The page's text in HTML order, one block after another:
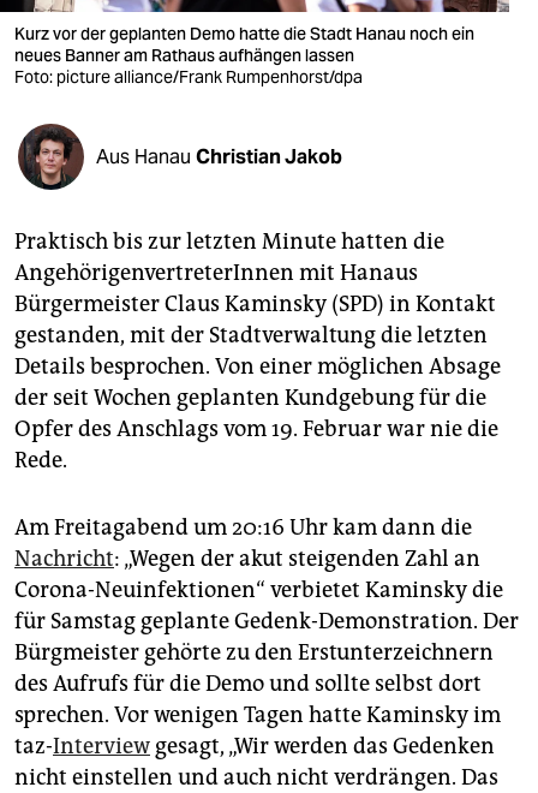
verlag
veranstaltungen
fragen & hilfe
abo
genossenschaft
epaper login
Kurz vor der geplanten Demo hatte die Stadt Hanau noch ein
neues Banner am Rathaus aufhängen lassen
Foto: picture alliance/Frank Rumpenhorst/dpa
Aus Hanau Christian Jakob
Praktisch bis zur letzten Minute hatten die
AngehörigenvertreterInnen mit Hanaus
Bürgermeister Claus Kaminsky (SPD) in Kontakt
gestanden, mit der Stadtverwaltung die letzten
Details besprochen. Von einer möglichen Absage
der seit Wochen geplanten Kundgebung für die
Opfer des Anschlags vom 19. Februar war nie die
Rede.
Am Freitagabend um 20:16 Uhr kam dann die
Nachricht: „Wegen der akut steigenden Zahl an
Corona-Neuinfektionen“ verbietet Kaminsky die
für Samstag geplante Gedenk-Demonstration. Der
Bürgmeister gehörte zu den Erstunterzeichnern
des Aufrufs für die Demo und sollte selbst dort
sprechen. Vor wenigen Tagen hatte Kaminsky im
taz-Interview gesagt, „Wir werden das Gedenken
nicht einstellen und auch nicht verdrängen. Das